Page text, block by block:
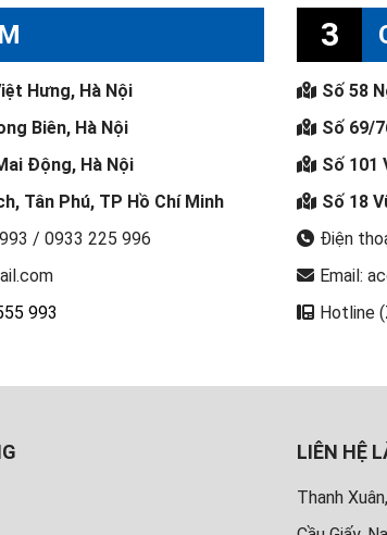
Hưng, Hà Nội
Biên, Hà Nội
Động, Hà Nội
Tân Phú, TP Hồ Chí Minh
/ 0933 225 996
993
3
Số 58
Số 69/
Số 101
Số 18
Điện
Email:
Hotline
LIÊN HỆ
Thanh